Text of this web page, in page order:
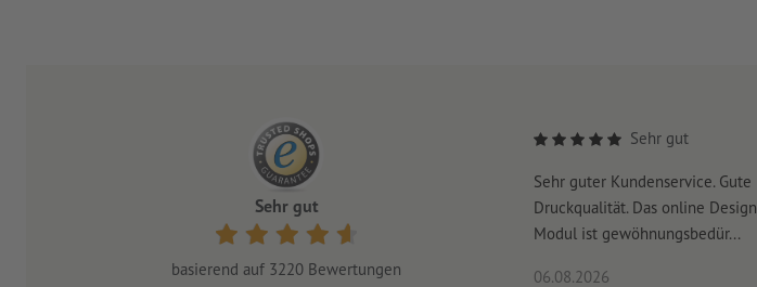
Sehr gut
basierend auf 3220 Bewertungen
Sehr gut
Sehr guter Kundenservice. Gute
Druckqualität. Das online Design
Modul ist gewöhnungsbedür...
06.08.2026